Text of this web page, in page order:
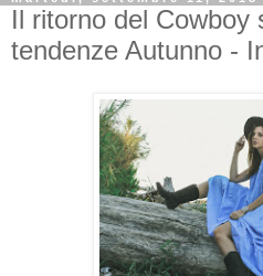
Il ritorno del Cowboy
tendenze Autunno -